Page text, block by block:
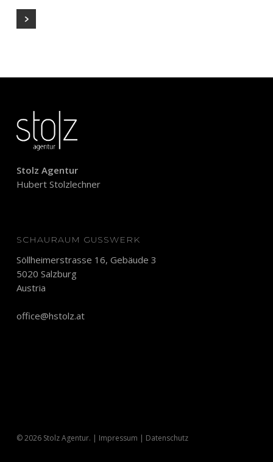
Stolz Agentur
Hubert Stolzlechner
SCHAURAUM GUSSWERK
Söllheimerstrasse 16, Gebäude 3
5020 Salzburg
Austria
office@hstolz.at
© 2026 Stolz Agentur. | Impressum | Datenschutz